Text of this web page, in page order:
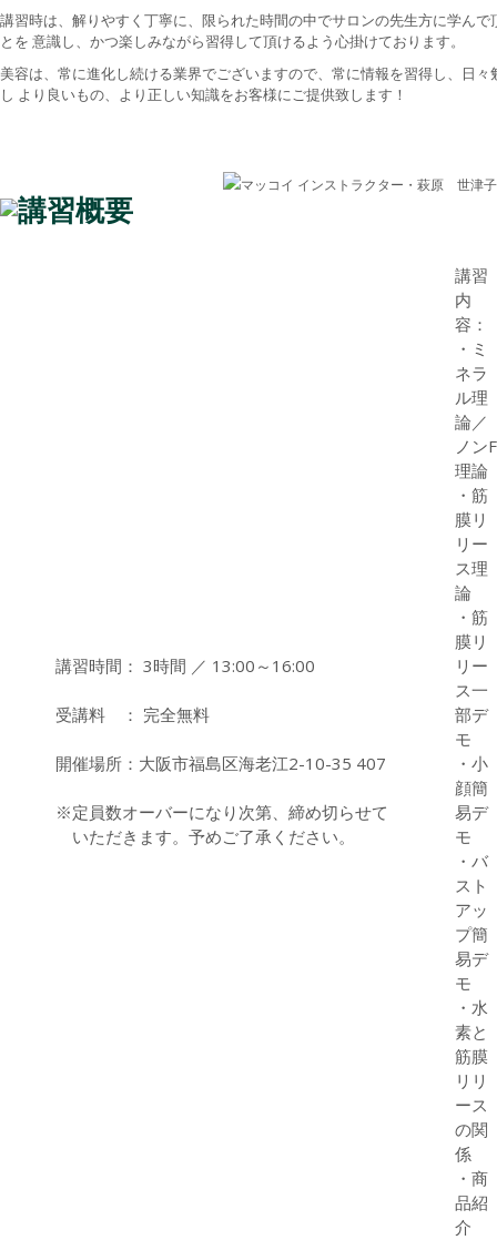
講習時は、解りやすく丁寧に、限られた時間の中でサロンの先生方に学んで
とを 意識し、かつ楽しみながら習得して頂けるよう心掛けております。
美容は、常に進化し続ける業界でございますので、常に情報を習得し、日々
し より良いもの、より正しい知識をお客様にご提供致します！
講習時間： 3時間 ／ 13:00～16:00
受講料 ： 完全無料
開催場所：大阪市福島区海老江2-10-35 407
※定員数オーバーになり次第、締め切らせて
いただきます。予めご了承ください。
講習
内
容：
・ミ
ネラ
ル理
論／
ノンF
理論
・筋
膜リ
リー
ス理
論
・筋
膜リ
リー
ス一
部デ
モ
・小
顔簡
易デ
モ
・バ
スト
アッ
プ簡
易デ
モ
・水
素と
筋膜
リリ
ース
の関
係
・商
品紹
介